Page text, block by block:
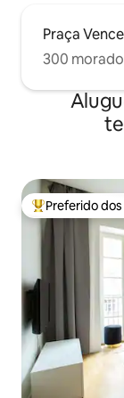
Praça
300
Entre os
Preferido